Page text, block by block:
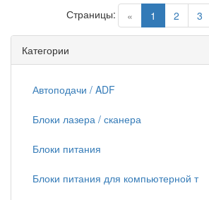
« 1 (current)
2 3
Страницы:
Категории
Автоподачи / ADF
Блоки лазера / сканера
Блоки питания
Блоки питания для компьютерной т